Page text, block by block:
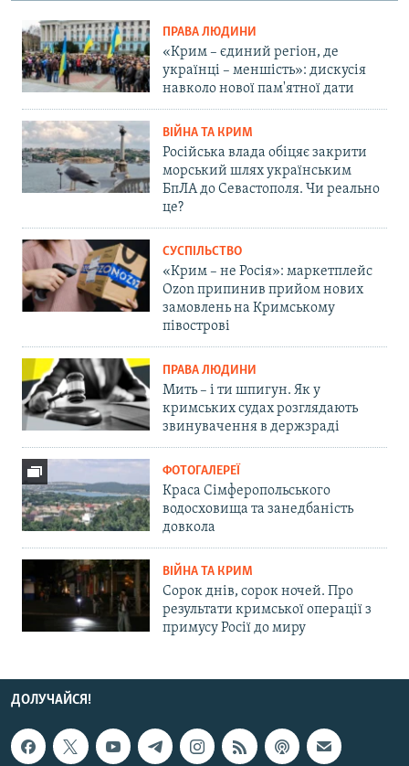
ПРАВА ЛЮДИНИ
«Крим – єдиний регіон, де
українці – меншість»: дискусія
навколо нової пам'ятної дати
ВІЙНА ТА КРИМ
Російська влада обіцяє закрити
морський шлях українським
БпЛА до Севастополя. Чи реально
це?
СУСПІЛЬСТВО
«Крим – не Росія»: маркетплейс
Ozon припинив прийом нових
замовлень на Кримському
півострові
ПРАВА ЛЮДИНИ
Мить – і ти шпигун. Як у
кримських судах розглядають
звинувачення в держзраді
ФОТОГАЛЕРЕЇ
Краса Сімферопольського
водосховища та занедбаність
довкола
ВІЙНА ТА КРИМ
Сорок днів, сорок ночей. Про
результати кримської операції з
примусу Росії до миру
ДОЛУЧАЙСЯ!